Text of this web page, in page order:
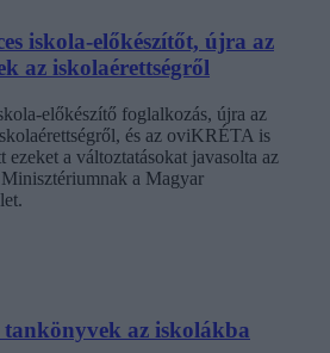
iskola-előkészítőt, újra az
az iskolaérettségről
előkészítő foglalkozás, újra az
és az oviKRÉTA is
a változtatásokat javasolta az
a Magyar
az iskolákba